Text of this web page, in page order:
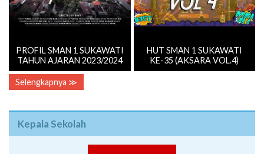
PROFIL SMAN 1 SUKAWATI
TAHUN AJARAN 2023/2024
HUT SMAN 1 SUKAWATI
KE-35 (AKSARA VOL.4)
Selengkapnya ≫
Kepala Sekolah